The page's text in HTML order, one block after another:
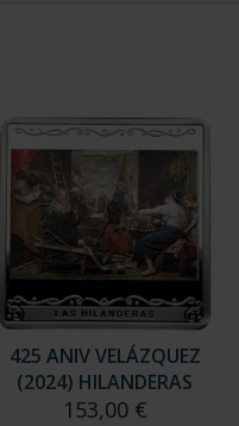
425 ANIV VELÁZQUEZ
(2024) HILANDERAS
153,00 €